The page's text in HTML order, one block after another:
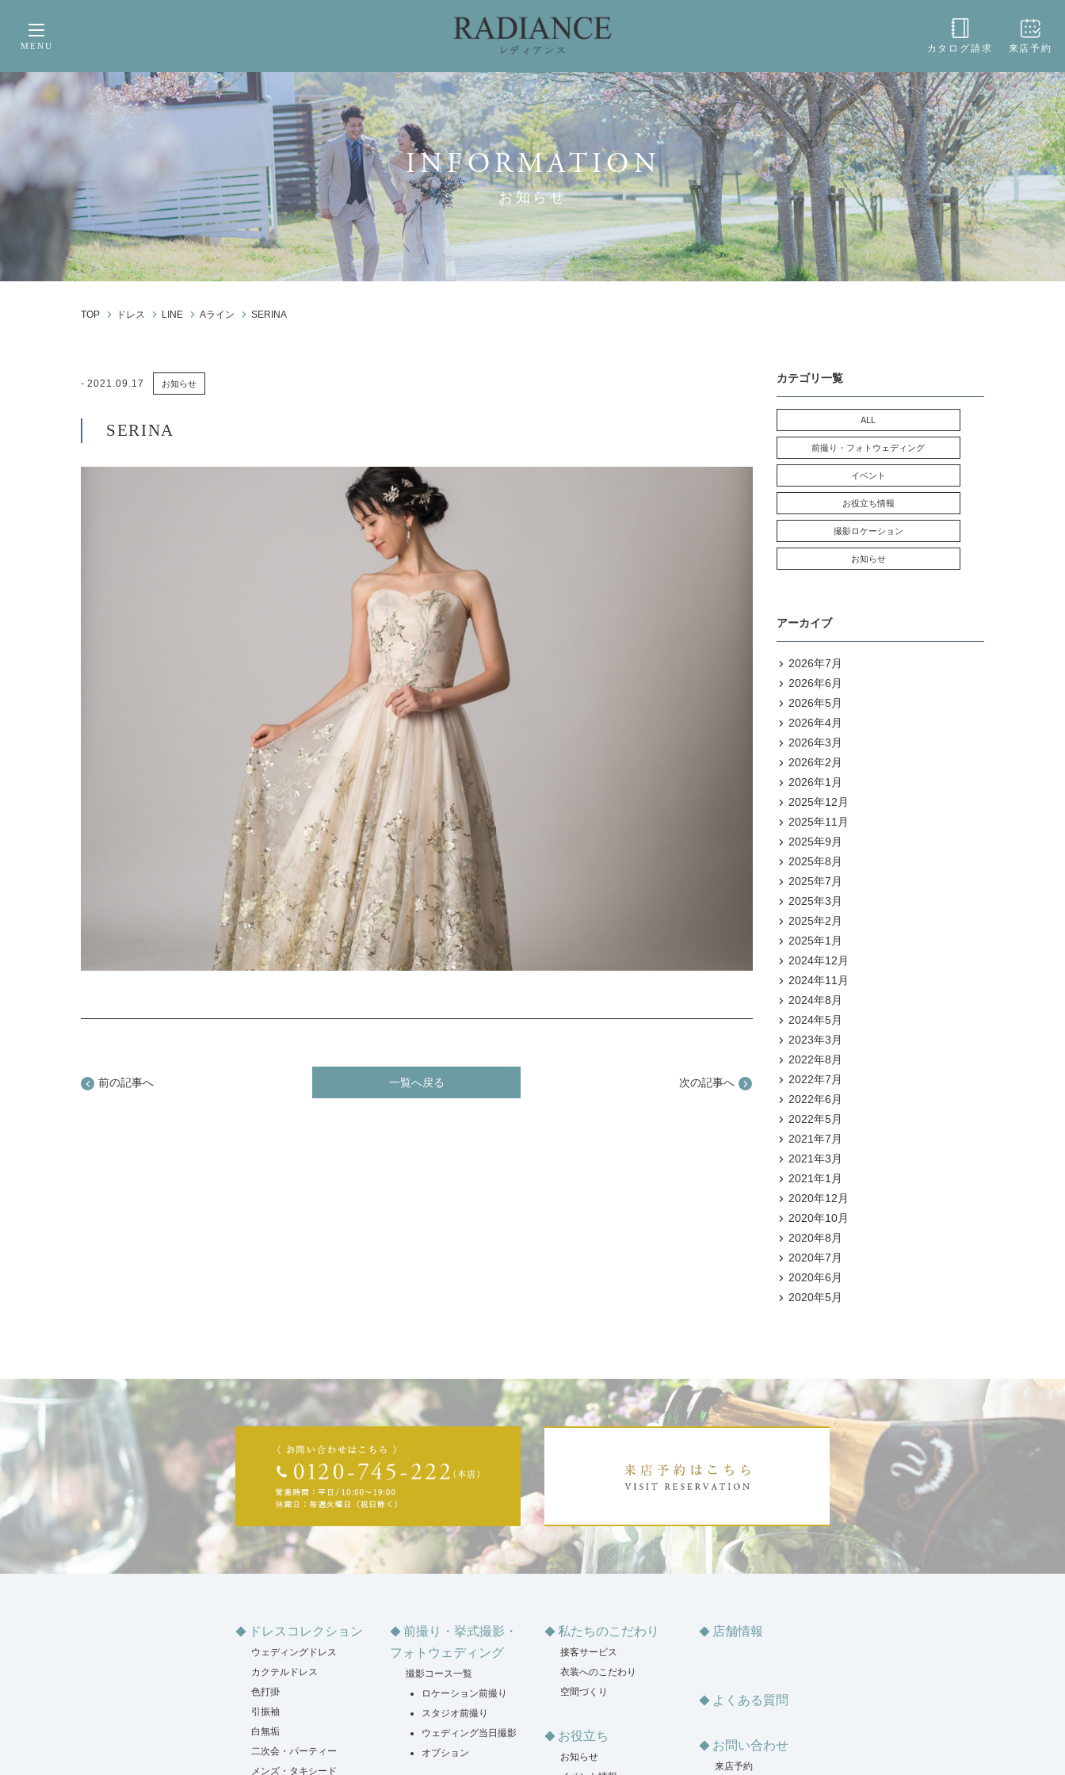
MENU カタログ請求 来店予約
お問い合わせ
INFORMATION
お知らせ
TOP ドレス LINE Aライン SERINA
2021.09.17 お知らせ
SERINA
前の記事へ 次の記事へ
一覧へ戻る
カテゴリ一覧
ALL
前撮り・フォトウェディング
イベント
お役立ち情報
撮影ロケーション
お知らせ
アーカイブ
2026年7月
2026年6月
2026年5月
2026年4月
2026年3月
2026年2月
2026年1月
2025年12月
2025年11月
2025年9月
2025年8月
2025年7月
2025年3月
2025年2月
2025年1月
2024年12月
2024年11月
2024年8月
2024年5月
2023年3月
2022年8月
2022年7月
2022年6月
2022年5月
2021年7月
2021年3月
2021年1月
2020年12月
2020年10月
2020年8月
2020年7月
2020年6月
2020年5月
ドレスコレクション
ウェディングドレス
カクテルドレス
色打掛
引振袖
白無垢
二次会・パーティー
メンズ・タキシード
前撮り・挙式撮影・
フォトウェディング
撮影コース一覧
ロケーション前撮り
スタジオ前撮り
ウェディング当日撮影
オプション
私たちのこだわり
接客サービス
衣装へのこだわり
空間づくり
お役立ち
お知らせ
店舗情報
よくある質問
お問い合わせ
来店予約